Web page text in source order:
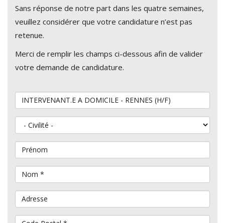
Sans réponse de notre part dans les quatre semaines,
veuillez considérer que votre candidature n’est pas
retenue.
Merci de remplir les champs ci-dessous afin de valider
votre demande de candidature.
Vous souhaitez postuler au poste de
Civilité
Prénom
Nom*
Adresse